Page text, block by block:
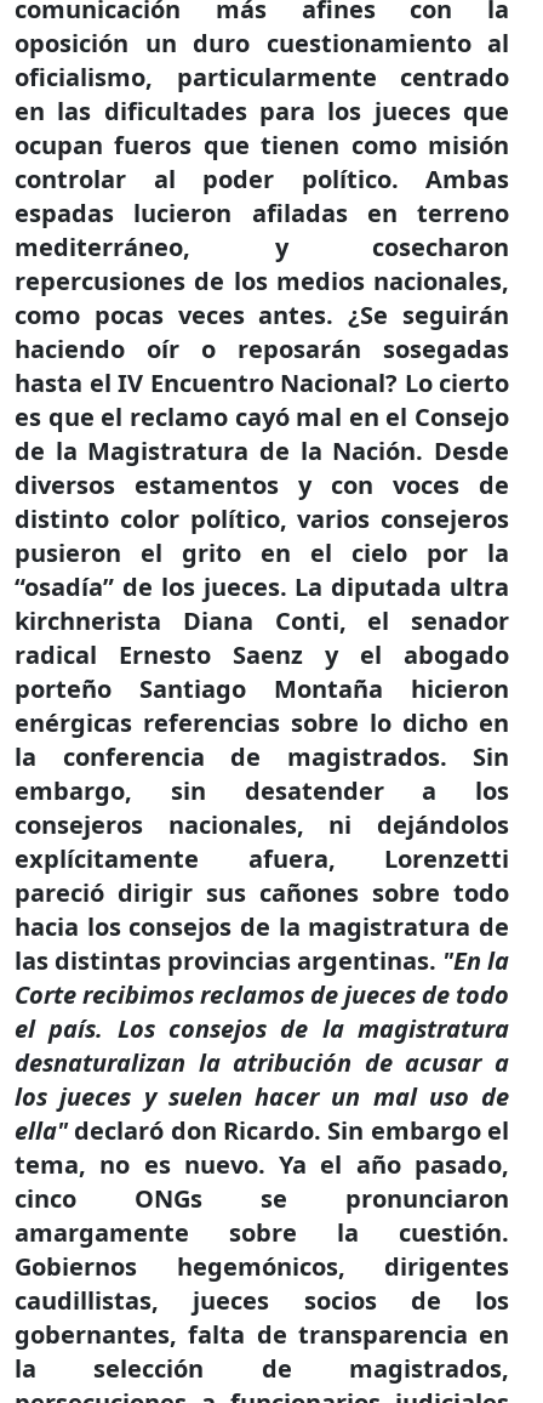
comunicación más afines con la
oposición un duro cuestionamiento al
oficialismo, particularmente centrado
en las dificultades para los jueces que
ocupan fueros que tienen como misión
controlar al poder político. Ambas
espadas lucieron afiladas en terreno
mediterráneo, y cosecharon
repercusiones de los medios nacionales,
como pocas veces antes. ¿Se seguirán
haciendo oír o reposarán sosegadas
hasta el IV Encuentro Nacional? Lo cierto
es que el reclamo cayó mal en el Consejo
de la Magistratura de la Nación. Desde
diversos estamentos y con voces de
distinto color político, varios consejeros
pusieron el grito en el cielo por la
“osadía” de los jueces. La diputada ultra
kirchnerista Diana Conti, el senador
radical Ernesto Saenz y el abogado
porteño Santiago Montaña hicieron
enérgicas referencias sobre lo dicho en
la conferencia de magistrados. Sin
embargo, sin desatender a los
consejeros nacionales, ni dejándolos
explícitamente afuera, Lorenzetti
pareció dirigir sus cañones sobre todo
hacia los consejos de la magistratura de
las distintas provincias argentinas. "En la
Corte recibimos reclamos de jueces de todo
el país. Los consejos de la magistratura
desnaturalizan la atribución de acusar a
los jueces y suelen hacer un mal uso de
ella"declaró don Ricardo. Sin embargo el
tema, no es nuevo. Ya el año pasado,
cinco ONGs se pronunciaron
amargamente sobre la cuestión.
Gobiernos hegemónicos, dirigentes
caudillistas, jueces socios de los
gobernantes, falta de transparencia en
la selección de magistrados,